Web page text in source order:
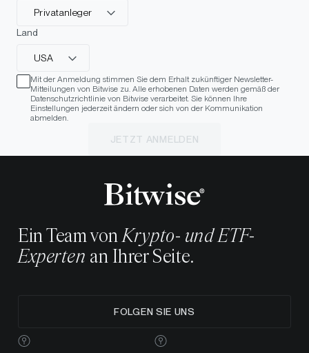
Privatanleger
Land
USA
Mit der Anmeldung stimmen Sie dem Erhalt zukünftiger Newsletter-
Mitteilungen von Bitwise zu. Alle erhobenen Daten werden gemäß der
Datenschutzrichtlinie von Bitwise verarbeitet. Sie können Ihre
Einstellungen jederzeit ändern oder sich von der Kommunikation
abmelden.
JETZT ANMELDEN
Ein Team vonKrypto- und ETF-
Experten an Ihrer Seite.
FOLGEN SIE UNS